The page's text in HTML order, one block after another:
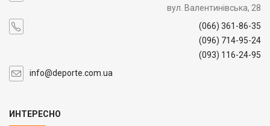
вул. Валентинівська, 28
(066) 361-86-35
(096) 714-95-24
(093) 116-24-95
info@deporte.com.ua
ИНТЕРЕСНО